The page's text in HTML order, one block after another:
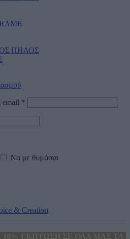
ΠΗΛΟΣ
email *
Να με θυμάσαι
ΕΚΠΤΩΣΗ ΣΕ ΟΛΑ ΜΑΣ ΤΑ